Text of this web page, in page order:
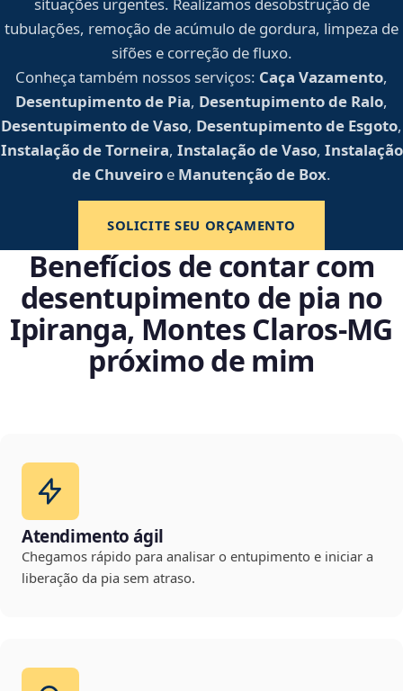
situações urgentes. Realizamos desobstrução de
tubulações, remoção de acúmulo de gordura, limpeza de
sifões e correção de fluxo.
Conheça também nossos serviços: Caça Vazamento,
Desentupimento de Pia, Desentupimento de Ralo,
Desentupimento de Vaso, Desentupimento de Esgoto,
Instalação de Torneira, Instalação de Vaso, Instalação
de Chuveiro e Manutenção de Box.
SOLICITE SEU ORÇAMENTO
Benefícios de contar com
desentupimento de pia no
Ipiranga, Montes Claros‑MG
próximo de mim
Atendimento ágil
Chegamos rápido para analisar o entupimento e iniciar a
liberação da pia sem atraso.